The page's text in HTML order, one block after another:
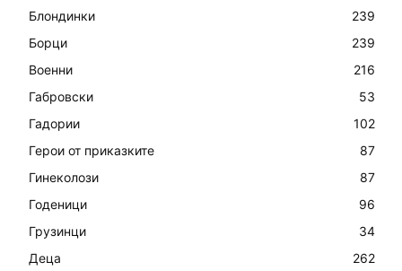
Блондинки
239
Борци
239
Военни
216
Габровски
53
Гадории
102
Герои от приказките
87
Гинеколози
87
Годеници
96
Грузинци
34
Деца
262